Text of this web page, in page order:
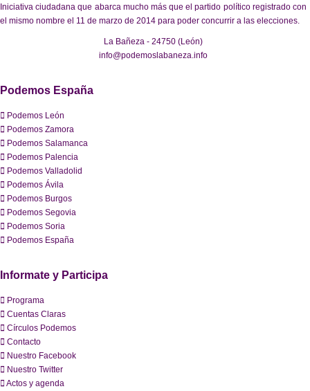
Iniciativa ciudadana que abarca mucho más que el partido político registrado con
el mismo nombre el 11 de marzo de 2014 para poder concurrir a las elecciones.
La Bañeza - 24750 (León)
info@podemoslabaneza.info
Podemos España
Podemos León
Podemos Zamora
Podemos Salamanca
Podemos Palencia
Podemos Valladolid
Podemos Ávila
Podemos Burgos
Podemos Segovia
Podemos Soria
Podemos España
Informate y Participa
Programa
Cuentas Claras
Círculos Podemos
Contacto
Nuestro Facebook
Nuestro Twitter
Actos y agenda